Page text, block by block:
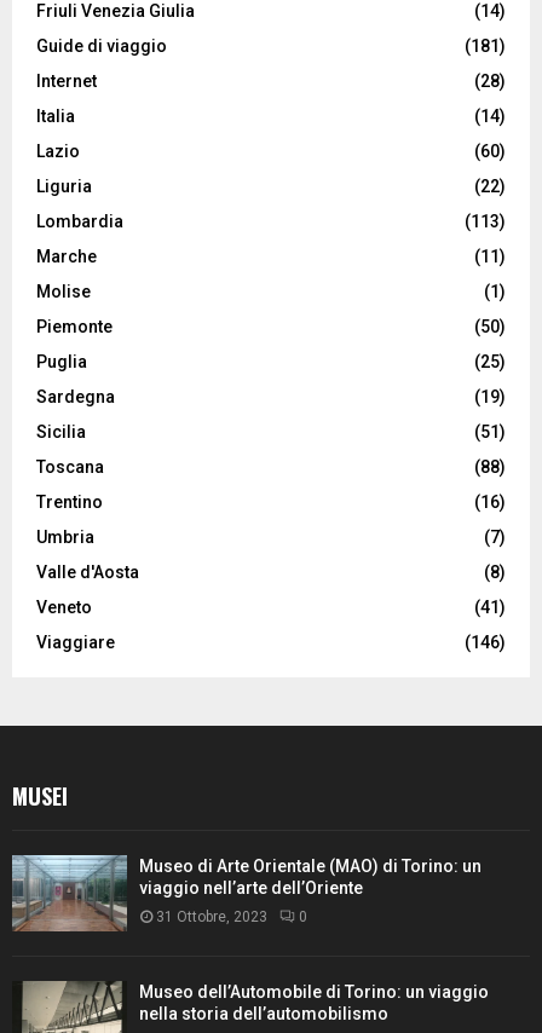
Friuli Venezia Giulia
(14)
Guide di viaggio
(181)
Internet
(28)
Italia
(14)
Lazio
(60)
Liguria
(22)
Lombardia
(113)
Marche
(11)
Molise
(1)
Piemonte
(50)
Puglia
(25)
Sardegna
(19)
Sicilia
(51)
Toscana
(88)
Trentino
(16)
Umbria
(7)
Valle d'Aosta
(8)
Veneto
(41)
Viaggiare
(146)
MUSEI
Museo di Arte Orientale (MAO) di Torino: un
viaggio nell’arte dell’Oriente
31 Ottobre, 2023 0
Museo dell’Automobile di Torino: un viaggio
nella storia dell’automobilismo